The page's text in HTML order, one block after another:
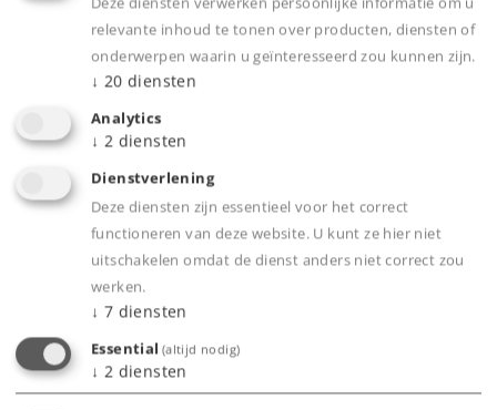
Highlights
Met metalen onderstel.
Hoogvermogens motor van de nieuwste
generatie.
Frontsein met warm-witte lichtdiodes (LED).
Aan de achterzijde voorzien van een
systeemkoppeling.
Met voorbeeldgetrouw nagebouwde
bufferbalk aan de voorkant.
relevante inhoud te tonen over producten, diensten of
onderwerpen waarin u geïnteresseerd zou kunnen zijn.
↓ 20 diensten
Analytics
↓ 2 diensten
Dienstverlening
Deze diensten zijn essentieel voor het correct
functioneren van deze website. U kunt ze hier niet
uitschakelen omdat de dienst anders niet correct zou
werken.
↓ 7 diensten
Essential (altijd nodig)
↓ 2 diensten